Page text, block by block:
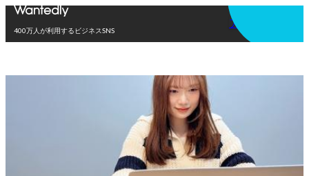
400万人が利用するビジネスSNS
アプリを使う